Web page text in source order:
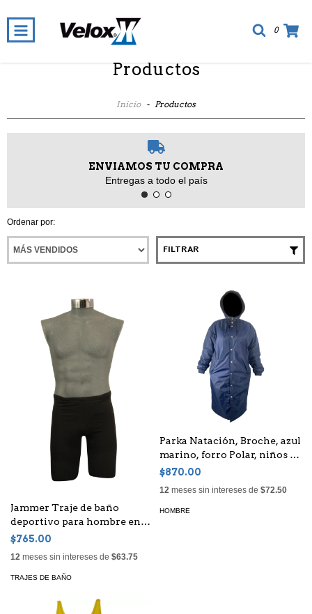
0
Productos
Inicio - Productos
ENVIAMOS TU COMPRA
Entregas a todo el país
Ordenar por:
FILTRAR
Jammer Traje de baño
deportivo para hombre en
tela Anticlor - Modelo 8710
$765.00
12 meses sin intereses de $63.75
TRAJES DE BAÑO
Parka Natación, Broche, azul
marino, forro Polar, niños o
adultos, Unisex
$870.00
12 meses sin intereses de $72.50
HOMBRE